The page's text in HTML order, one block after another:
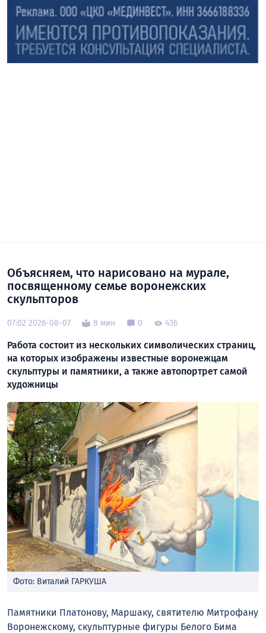
Объясняем, что нарисовано на мурале,
посвященному семье воронежских
скульпторов
07:02 2026-08-07 8 мин 0 436
Работа состоит из нескольких символических страниц,
на которых изображены известные воронежцам
скульптуры и памятники, а также автопортрет самой
художницы
Фото: Виталий ГАРКУША
Памятники Платонову, Маршаку, святителю Митрофану
Воронежскому, скульптурные фигуры Белого Бима